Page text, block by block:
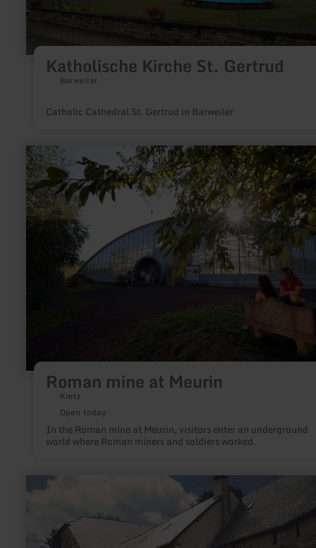
Katholische Kirche St. Gertrud
Barweiler
Catholic Cathedral St. Gertrud in Barweiler
Roman mine at Meurin
Kretz
Open today
In the Roman mine at Meurin, visitors enter an underground
world where Roman miners and soldiers worked.
learn
more
about:
Roman
mine
at
Meurin
more
Lissingen